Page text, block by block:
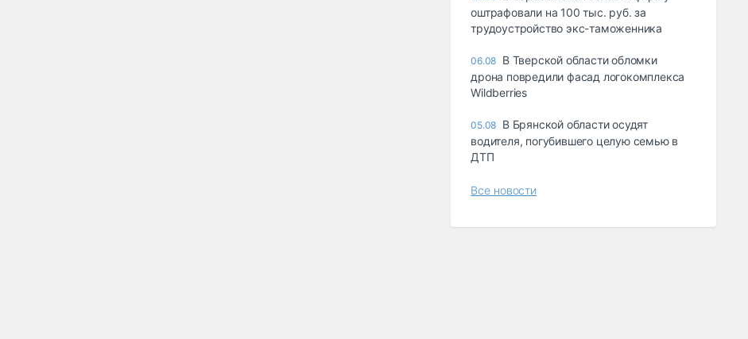
оштрафовали на 100 тыс. руб. за
трудоустройство экс-таможенника
06.08 В Тверской области обломки
дрона повредили фасад логокомплекса
Wildberries
05.08 В Брянской области осудят
водителя, погубившего целую семью в
ДТП
Все новости